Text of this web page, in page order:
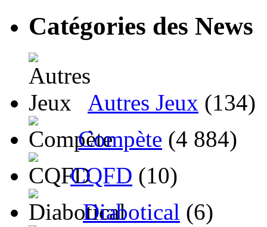
Catégories des News
Autres Jeux (134)
Compète (4 884)
CQFD (10)
Diabotical (6)